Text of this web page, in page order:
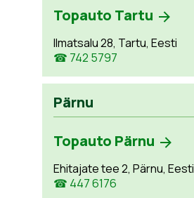
Topauto Tartu
Ilmatsalu 28, Tartu, Eesti
☎ 742 5797
Pärnu
Topauto Pärnu
Ehitajate tee 2, Pärnu, Eesti
☎ 447 6176